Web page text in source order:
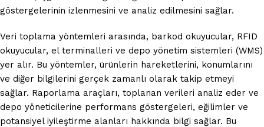
göstergelerinin izlenmesini ve analiz edilmesini sağlar.
Veri toplama yöntemleri arasında, barkod okuyucular, RFID
okuyucular, el terminalleri ve depo yönetim sistemleri (WMS)
yer alır. Bu yöntemler, ürünlerin hareketlerini, konumlarını
ve diğer bilgilerini gerçek zamanlı olarak takip etmeyi
sağlar. Raporlama araçları, toplanan verileri analiz eder ve
depo yöneticilerine performans göstergeleri, eğilimler ve
potansiyel iyileştirme alanları hakkında bilgi sağlar. Bu